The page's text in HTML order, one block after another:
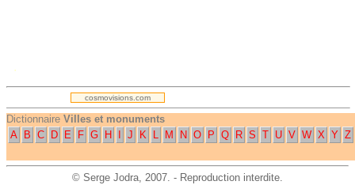
.
cosmovisions.com
Dictionnaire Villes et monuments
A
B C D E F G H J K L M N O P Q R S T U V W X Y Z
© Serge Jodra, 2007. - Reproduction interdite.